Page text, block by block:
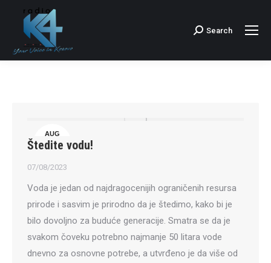
Search:
Search
AUG
7
Štedite vodu!
07/08/2023
Voda je jedan od najdragocenijih ograničenih resursa
prirode i sasvim je prirodno da je štedimo, kako bi je
bilo dovoljno za buduće generacije. Smatra se da je
svakom čoveku potrebno najmanje 50 litara vode
dnevno za osnovne potrebe, a utvrđeno je da više od